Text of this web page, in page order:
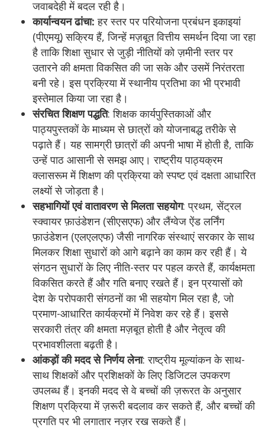
जवाबदेही में बदल रही है।
कार्यान्वयन ढांचा: हर स्तर पर परियोजना प्रबंधन इकाइयां
(पीएमयू) सक्रिय हैं, जिन्हें मज़बूत वित्तीय समर्थन दिया जा रहा
है ताकि शिक्षा सुधार से जुड़ी नीतियों को ज़मीनी स्तर पर
उतारने की क्षमता विकसित की जा सके और उसमें निरंतरता
बनी रहे। इस प्रक्रिया में स्थानीय प्रतिभा का भी प्रभावी
इस्तेमाल किया जा रहा है।
संरचित शिक्षण पद्धति: शिक्षक कार्यपुस्तिकाओं और
पाठ्यपुस्तकों के माध्यम से छात्रों को योजनाबद्ध तरीके से
पढ़ाते हैं। यह सामग्री छात्रों की अपनी भाषा में होती है, ताकि
उन्हें पाठ आसानी से समझ आए। राष्ट्रीय पाठ्यक्रम
क्लासरूम में शिक्षण की प्रक्रिया को स्पष्ट एवं दक्षता आधारित
लक्ष्यों से जोड़ता है।
सहभागियों एवं वातावरण से मिलता सहयोग: प्रथम, सेंट्रल
स्क्वायर फ़ाउंडेशन (सीएसएफ) और लैंग्वेज ऐंड लर्निंग
फ़ाउंडेशन (एलएलएफ) जैसी नागरिक संस्थाएं सरकार के साथ
मिलकर शिक्षा सुधारों को आगे बढ़ाने का काम कर रही हैं। ये
संगठन सुधारों के लिए नीति-स्तर पर पहल करते हैं, कार्यक्षमता
विकसित करते हैं और गति बनाए रखते हैं। इन प्रयासों को
देश के परोपकारी संगठनों का भी सहयोग मिल रहा है, जो
प्रमाण-आधारित कार्यक्रमों में निवेश कर रहे हैं। इससे
सरकारी तंत्र की क्षमता मज़बूत होती है और नेतृत्व की
प्रभावशीलता बढ़ती है।
आंकड़ों की मदद से निर्णय लेना: राष्ट्रीय मूल्यांकन के साथ-
साथ शिक्षकों और प्रशिक्षकों के लिए डिजिटल उपकरण
उपलब्ध हैं। इनकी मदद से वे बच्चों की ज़रूरत के अनुसार
शिक्षण प्रक्रिया में ज़रूरी बदलाव कर सकते हैं, और बच्चों की
प्रगति पर भी लगातार नज़र रख सकते हैं।